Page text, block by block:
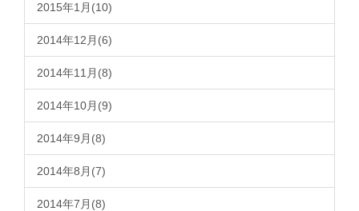
2015年1月(10)
2014年12月(6)
2014年11月(8)
2014年10月(9)
2014年9月(8)
2014年8月(7)
2014年7月(8)